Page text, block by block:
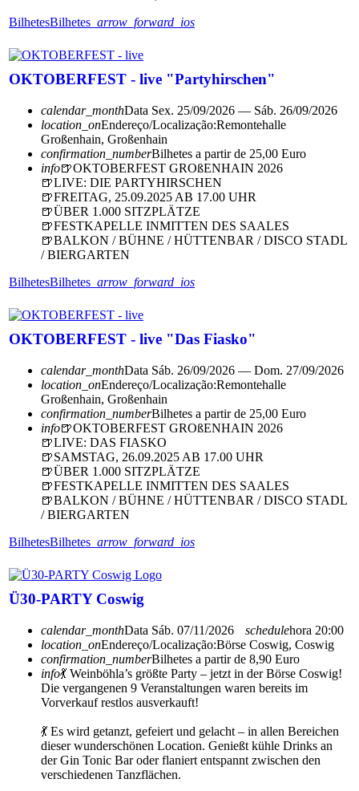
BilhetesBilhetes arrow_forward_ios
OKTOBERFEST - live "Partyhirschen"
calendar_monthData Sex. 25/09/2026 — Sáb. 26/09/2026
location_onEndereço/Localização:Remontehalle
Großenhain, Großenhain
confirmation_numberBilhetes a partir de 25,00 Euro
info🍺OKTOBERFEST GROßENHAIN 2026
🍺LIVE: DIE PARTYHIRSCHEN
🍺FREITAG, 25.09.2025 AB 17.00 UHR
🍺ÜBER 1.000 SITZPLÄTZE
🍺FESTKAPELLE INMITTEN DES SAALES
🍺BALKON / BÜHNE / HÜTTENBAR / DISCO STADL
/ BIERGARTEN
BilhetesBilhetes arrow_forward_ios
OKTOBERFEST - live "Das Fiasko"
calendar_monthData Sáb. 26/09/2026 — Dom. 27/09/2026
location_onEndereço/Localização:Remontehalle
Großenhain, Großenhain
confirmation_numberBilhetes a partir de 25,00 Euro
info🍺OKTOBERFEST GROßENHAIN 2026
🍺LIVE: DAS FIASKO
🍺SAMSTAG, 26.09.2025 AB 17.00 UHR
🍺ÜBER 1.000 SITZPLÄTZE
🍺FESTKAPELLE INMITTEN DES SAALES
🍺BALKON / BÜHNE / HÜTTENBAR / DISCO STADL
/ BIERGARTEN
BilhetesBilhetes arrow_forward_ios
Ü30-PARTY Coswig
calendar_monthData Sáb. 07/11/2026 schedulehora 20:00
location_onEndereço/Localização:Börse Coswig, Coswig
confirmation_numberBilhetes a partir de 8,90 Euro
info💃 Weinböhla’s größte Party – jetzt in der Börse Coswig!
Die vergangenen 9 Veranstaltungen waren bereits im
Vorverkauf restlos ausverkauft!
💃 Es wird getanzt, gefeiert und gelacht – in allen Bereichen
dieser wunderschönen Location. Genießt kühle Drinks an
der Gin Tonic Bar oder flaniert entspannt zwischen den
verschiedenen Tanzflächen.